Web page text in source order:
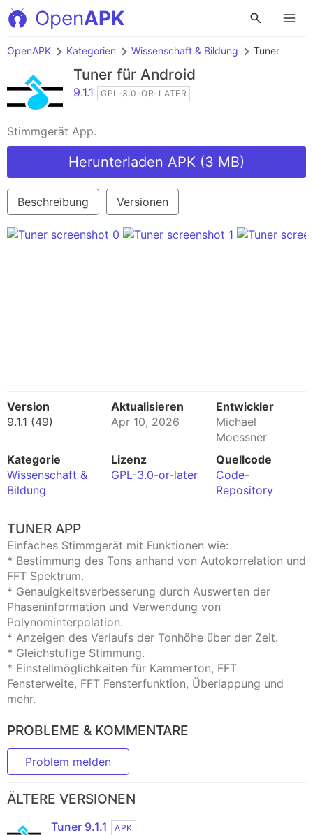
OpenAPK
OpenAPK Kategorien Wissenschaft & Bildung Tuner
Tuner für Android
9.1.1 GPL-3.0-OR-LATER
Stimmgerät App.
Herunterladen APK (3 MB)
Beschreibung Versionen
Version
9.1.1 (49)
Aktualisieren
Apr 10, 2026
Entwickler
Michael
Moessner
Kategorie
Wissenschaft &
Bildung
Lizenz
GPL-3.0-or-later
Quellcode
Code-
Repository
TUNER APP
Einfaches Stimmgerät mit Funktionen wie:
* Bestimmung des Tons anhand von Autokorrelation und
FFT Spektrum.
* Genauigkeitsverbesserung durch Auswerten der
Phaseninformation und Verwendung von
Polynominterpolation.
* Anzeigen des Verlaufs der Tonhöhe über der Zeit.
* Gleichstufige Stimmung.
* Einstellmöglichkeiten für Kammerton, FFT
Fensterweite, FFT Fensterfunktion, Überlappung und
mehr.
PROBLEME & KOMMENTARE
Problem melden
ÄLTERE VERSIONEN
Tuner 9.1.1
APK